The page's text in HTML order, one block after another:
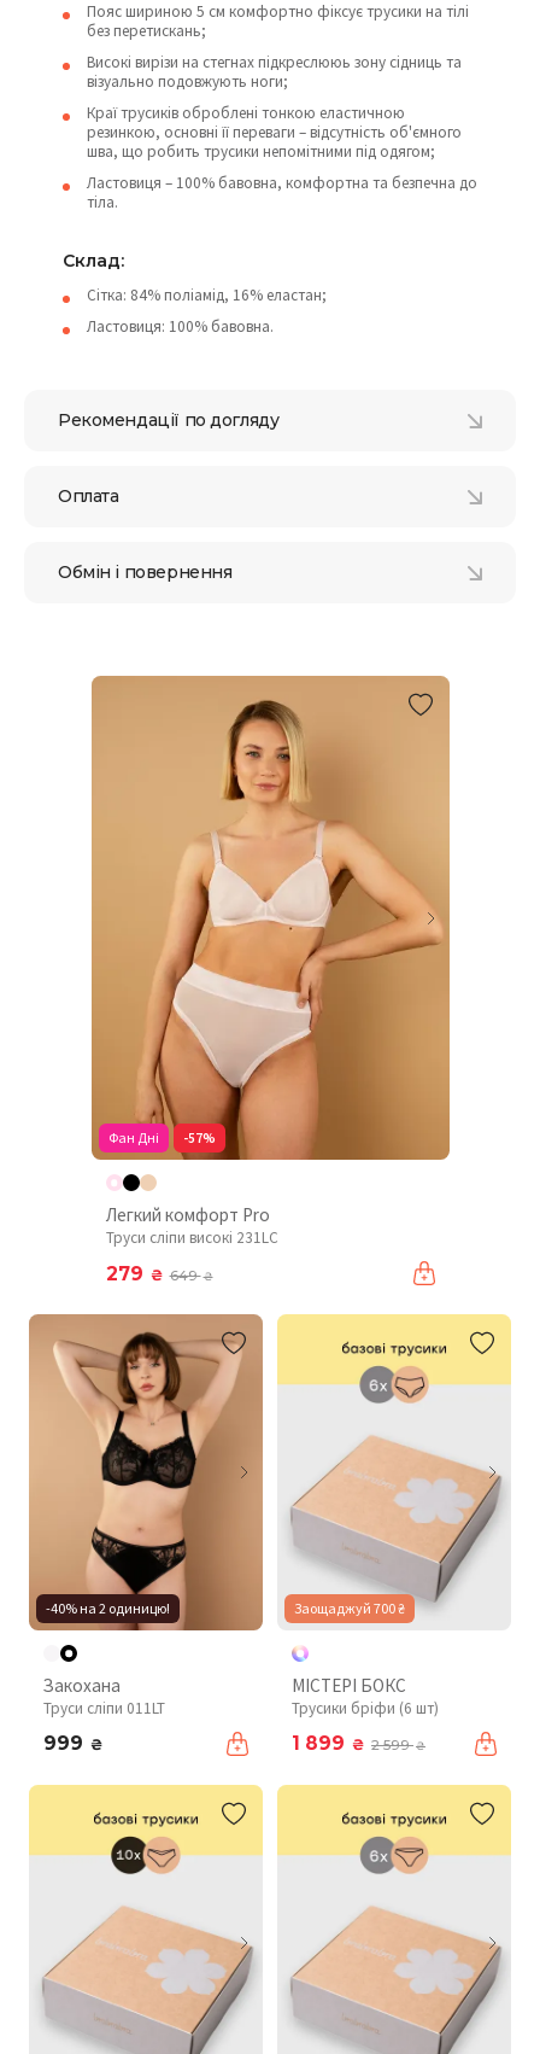
Пояс шириною 5 см комфортно фіксує трусики на тілі
без перетискань;
Високі вирізи на стегнах підкреслююь зону сідниць та
візуально подовжують ноги;
Краї трусиків оброблені тонкою еластичною
резинкою, основні її переваги – відсутність об'ємного
шва, що робить трусики непомітними під одягом;
Ластовиця – 100% бавовна, комфортна та безпечна до
тіла.
Склад:
Сітка: 84% поліамід, 16% еластан;
Ластовиця: 100% бавовна.
Рекомендації по догляду
Оплата
Обмін і повернення
Фан Дні -57%
Легкий комфорт Pro
Труси сліпи високі 231LC
279 ₴ 649₴
-40% на 2 одиницю!
Закохана
Труси сліпи 011LT
999 ₴
Заощаджуй 700 ₴
МІСТЕРІ БОКС
Трусики бріфи (6 шт)
1 899 ₴ 2 599₴